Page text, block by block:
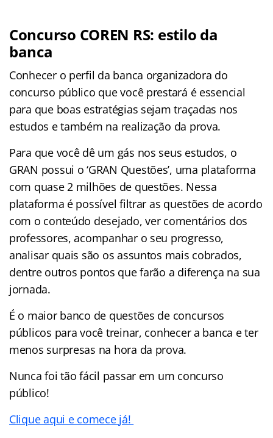
Concurso COREN RS: estilo da
banca
Conhecer o perfil da banca organizadora do
concurso público que você prestará é essencial
para que boas estratégias sejam traçadas nos
estudos e também na realização da prova.
Para que você dê um gás nos seus estudos, o
GRAN possui o ‘GRAN Questões’, uma plataforma
com quase 2 milhões de questões. Nessa
plataforma é possível filtrar as questões de acordo
com o conteúdo desejado, ver comentários dos
professores, acompanhar o seu progresso,
analisar quais são os assuntos mais cobrados,
dentre outros pontos que farão a diferença na sua
jornada.
É o maior banco de questões de concursos
públicos para você treinar, conhecer a banca e ter
menos surpresas na hora da prova.
Nunca foi tão fácil passar em um concurso
público!
Clique aqui e comece já!